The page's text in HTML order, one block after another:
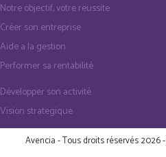
Notre objectif, votre reussite
Créer son entreprise
Aide a la gestion
Performer sa rentabilité
Développer son activité
Vision strategique
Avencia - Tous droits réservés 2026 -